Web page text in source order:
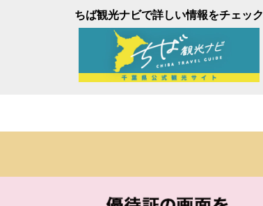
ちば観光ナビで詳しい情報をチェック